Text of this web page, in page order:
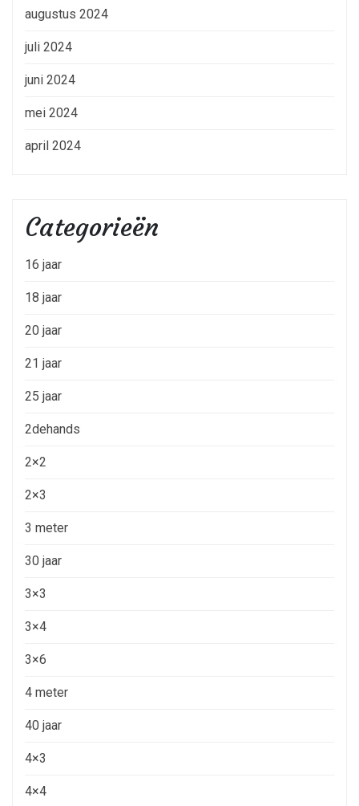
augustus 2024
juli 2024
juni 2024
mei 2024
april 2024
Categorieën
16 jaar
18 jaar
20 jaar
21 jaar
25 jaar
2dehands
2×2
2×3
3 meter
30 jaar
3×3
3×4
3×6
4 meter
40 jaar
4×3
4×4